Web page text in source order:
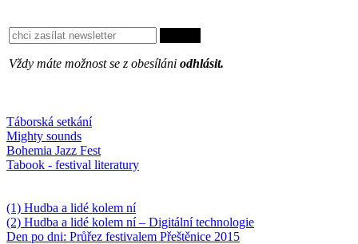
Vždy máte možnost se z obesíláni odhlásit.
Táborská setkání
Mighty sounds
Bohemia Jazz Fest
Tabook - festival literatury
(1) Hudba a lidé kolem ní
(2) Hudba a lidé kolem ní – Digitální technologie
Den po dni: Průřez festivalem Přeštěnice 2015